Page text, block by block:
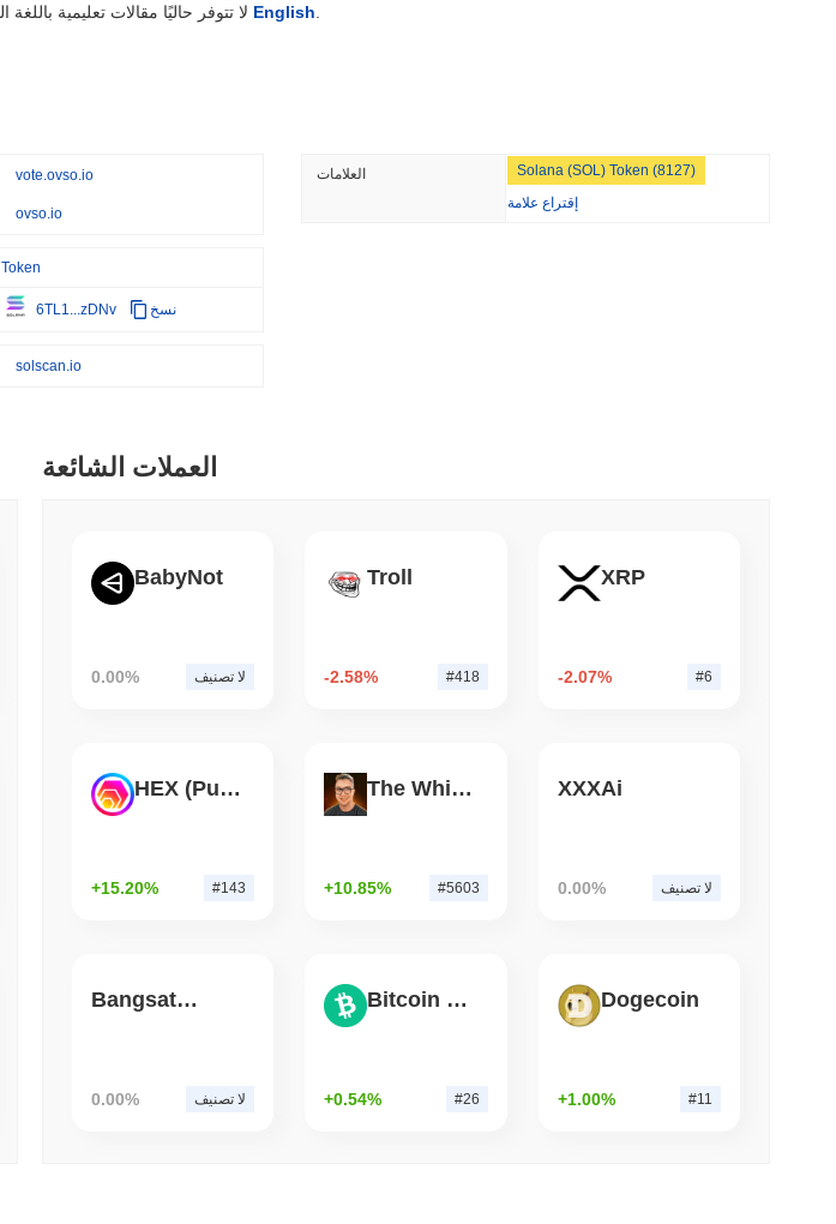
STABLECOINS VISA
AI AGENTS PAYMENTS
واجهات برمجة التطبيقات
بولتس تغلق جسر البيتكوين الخاص بها بعد أن تفوق عليها المهاجمون المدعومون
August 06 2026
CIRCLE TOKENIZATION
الولايات المتحدة والمملكة المتحدة تعمقان توافق العملات المستقرة مع تأجيل قواعد
English
vote.ovso.io
ovso.io
Token
6TL1...zDNv نسخ
solscan.io
العلامات
Solana (SOL) Token (8127)
إقتراع علامة
العملات الشائعة
BabyNot
0.00% لا تصنيف
Troll
-2.58% #418
XRP
-2.07% #6
HEX (Pulsechain)
+15.20% #143
The White Bull
+10.85% #5603
XXXAi
0.00% لا تصنيف
Bangsat 666
0.00% لا تصنيف
Bitcoin Cash
+0.54% #26
Dogecoin
+1.00% #11